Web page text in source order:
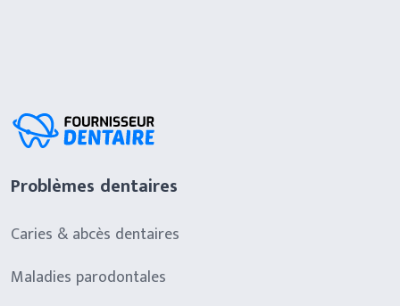
Problèmes dentaires
Caries & abcès dentaires
Maladies parodontales